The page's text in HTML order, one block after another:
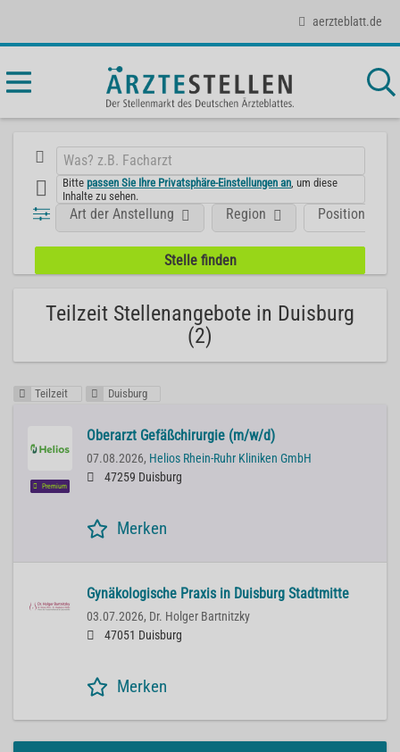
aerzteblatt.de
Bittepassen Sie Ihre Privatsphäre-Einstellungen an , um diese
Inhalte zu sehen.
Position
Art der Anstellung Region
Teilzeit Stellenangebote in Duisburg
(2)
Teilzeit Duisburg
Premium
Oberarzt Gefäßchirurgie (m/w/d)
07.08.2026, Helios Rhein-Ruhr Kliniken GmbH
47259 Duisburg
Merken
Gynäkologische Praxis in Duisburg Stadtmitte
03.07.2026, Dr. Holger Bartnitzky
47051 Duisburg
Merken